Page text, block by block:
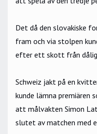
Det då den slovakiske
fram och via stolpen
efter ett skott från dålig
Schweiz jakt på en
kunde lämna premiären
att målvakten Simon
slutet av matchen med